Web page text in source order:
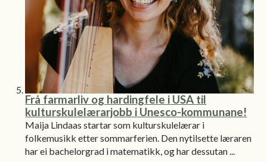
Frå farmarliv og hardingfele i USA til
kulturskulelærarjobb i Unesco-kommunane!
Maija Lindaas startar som kulturskulelærar i
folkemusikk etter sommarferien. Den nytilsette læraren
har ei bachelorgrad i matematikk, og har dessutan ...